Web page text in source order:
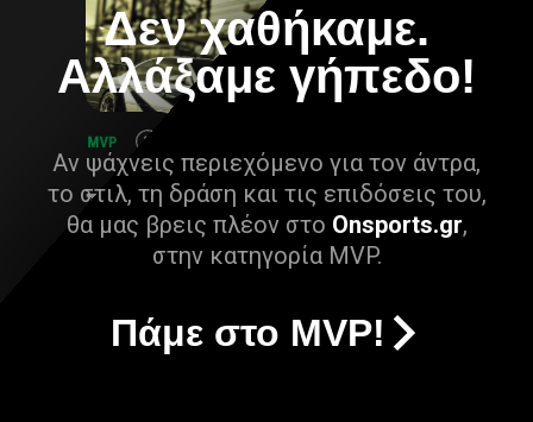
Δεν χαθήκαμε.
Αλλάξαμε γήπεδο!
Αν ψάχνεις περιεχόμενο για τον άντρα,
το στιλ, τη δράση και τις επιδόσεις του,
θα μας βρεις πλέον στο Onsports.gr,
στην κατηγορία MVP.
Πάμε στο MVP!